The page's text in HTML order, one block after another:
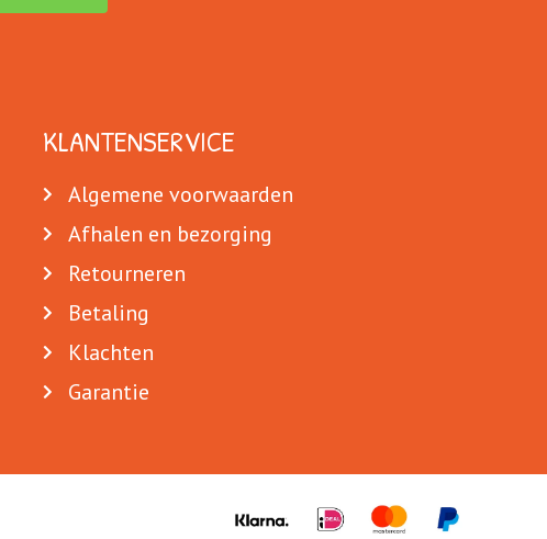
KLANTENSERVICE
Algemene voorwaarden
Afhalen en bezorging
Retourneren
Betaling
Klachten
Garantie